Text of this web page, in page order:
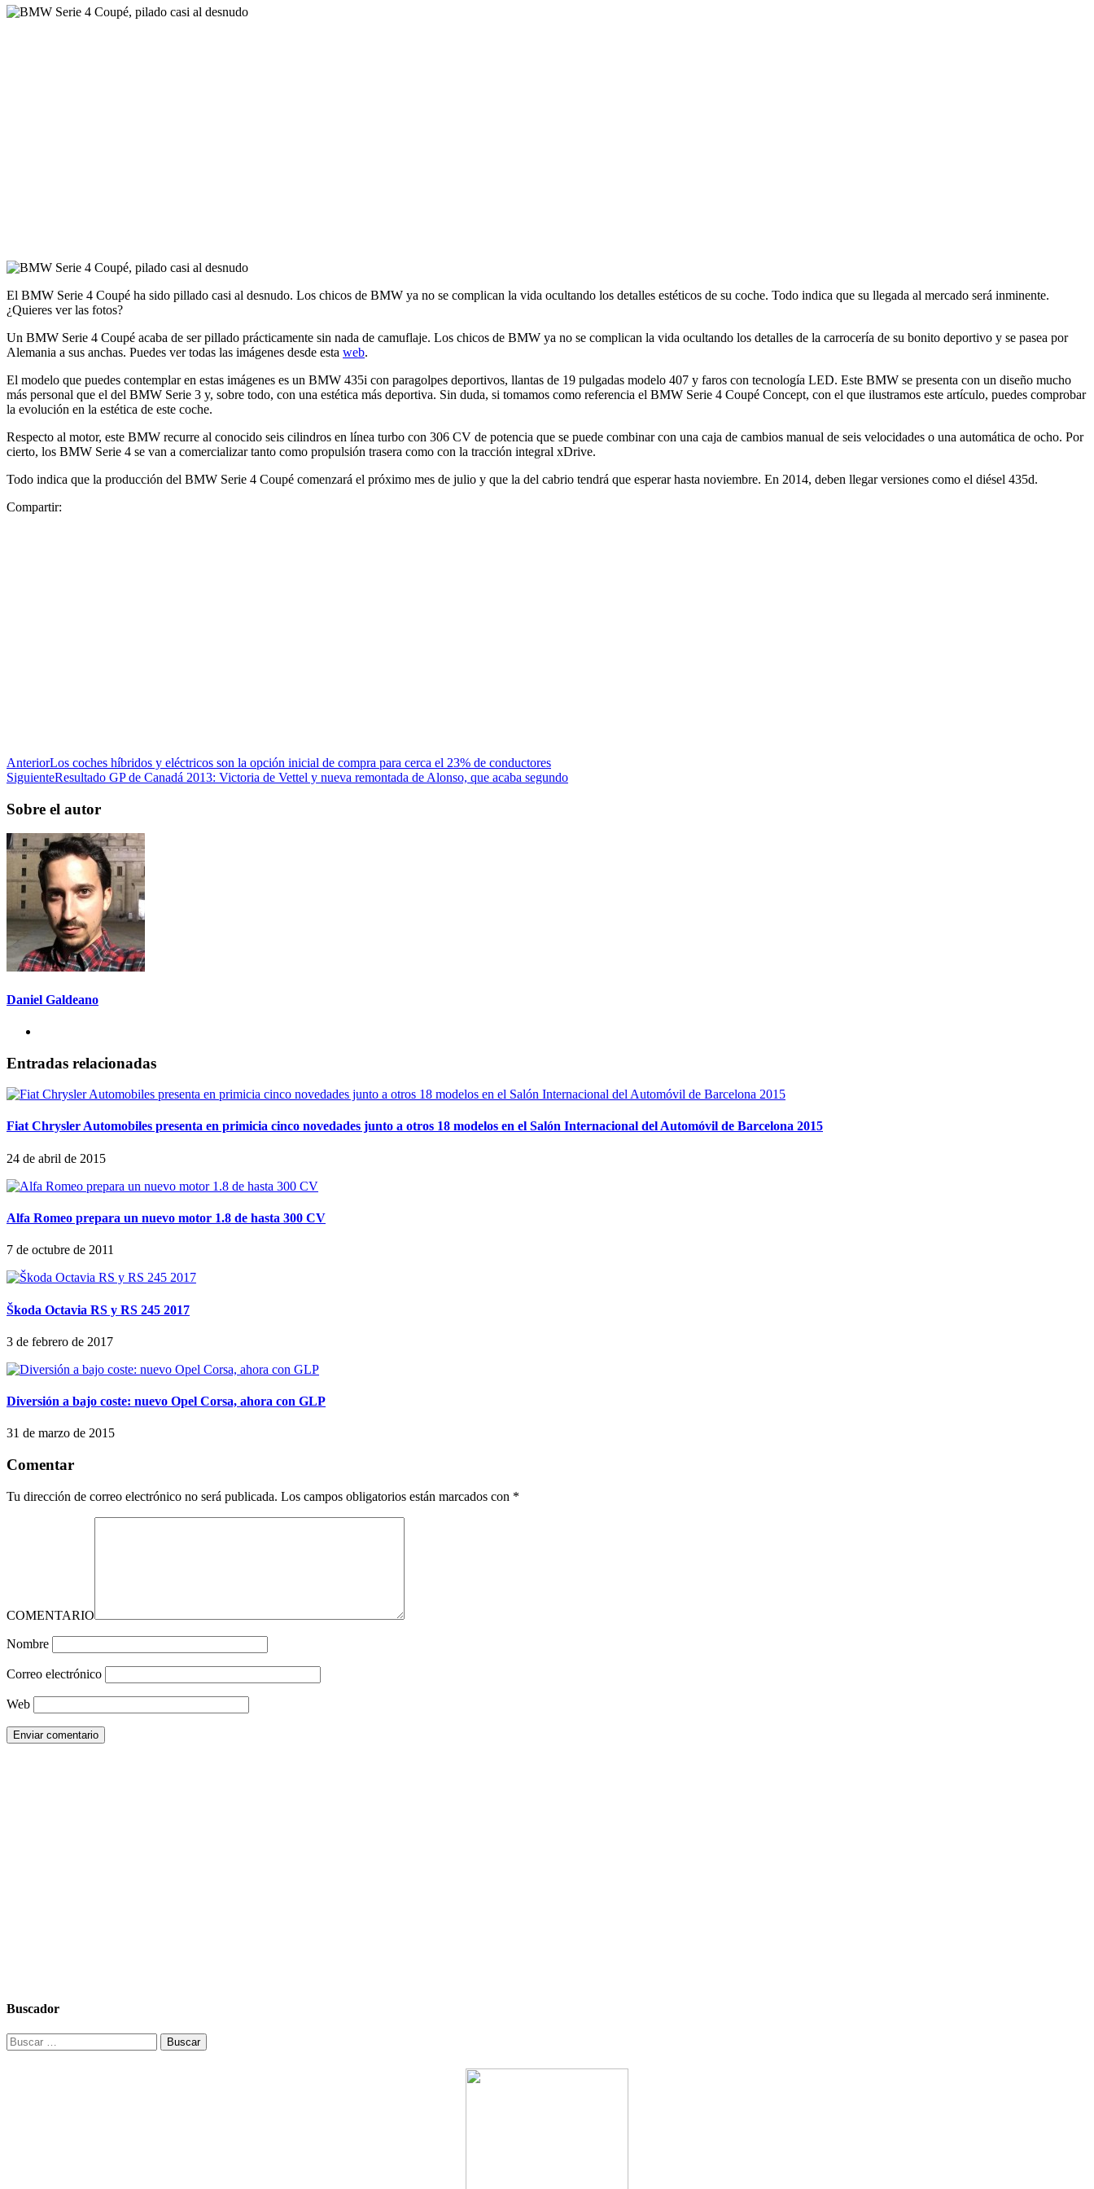
El BMW Serie 4 Coupé ha sido pillado casi al desnudo. Los chicos de BMW ya no se complican la vida ocultando los detalles estéticos de su coche. Todo indica que su llegada al mercado será inminente.
¿Quieres ver las fotos?
Un BMW Serie 4 Coupé acaba de ser pillado prácticamente sin nada de camuflaje. Los chicos de BMW ya no se complican la vida ocultando los detalles de la carrocería de su bonito deportivo y se pasea por
Alemania a sus anchas. Puedes ver todas las imágenes desde esta web.
El modelo que puedes contemplar en estas imágenes es un BMW 435i con paragolpes deportivos, llantas de 19 pulgadas modelo 407 y faros con tecnología LED. Este BMW se presenta con un diseño mucho
más personal que el del BMW Serie 3 y, sobre todo, con una estética más deportiva. Sin duda, si tomamos como referencia el BMW Serie 4 Coupé Concept, con el que ilustramos este artículo, puedes comprobar
la evolución en la estética de este coche.
Respecto al motor, este BMW recurre al conocido seis cilindros en línea turbo con 306 CV de potencia que se puede combinar con una caja de cambios manual de seis velocidades o una automática de ocho. Por
cierto, los BMW Serie 4 se van a comercializar tanto como propulsión trasera como con la tracción integral xDrive.
Todo indica que la producción del BMW Serie 4 Coupé comenzará el próximo mes de julio y que la del cabrio tendrá que esperar hasta noviembre. En 2014, deben llegar versiones como el diésel 435d.
Compartir:
AnteriorLos coches híbridos y eléctricos son la opción inicial de compra para cerca el 23% de conductores
SiguienteResultado GP de Canadá 2013: Victoria de Vettel y nueva remontada de Alonso, que acaba segundo
Sobre el autor
Daniel Galdeano
Entradas relacionadas
Fiat Chrysler Automobiles presenta en primicia cinco novedades junto a otros 18 modelos en el Salón Internacional del Automóvil de Barcelona 2015
24 de abril de 2015
Alfa Romeo prepara un nuevo motor 1.8 de hasta 300 CV
7 de octubre de 2011
Škoda Octavia RS y RS 245 2017
3 de febrero de 2017
Diversión a bajo coste: nuevo Opel Corsa, ahora con GLP
31 de marzo de 2015
Comentar
Tu dirección de correo electrónico no será publicada. Los campos obligatorios están marcados con *
COMENTARIO
Nombre
Correo electrónico
Web
Buscador
Buscar: